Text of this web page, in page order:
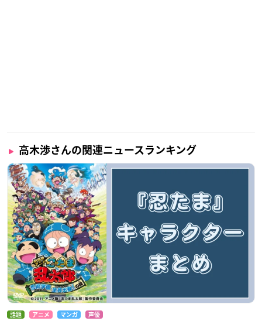
高木渉さんの関連ニュースランキング
話題 アニメ マンガ 声優